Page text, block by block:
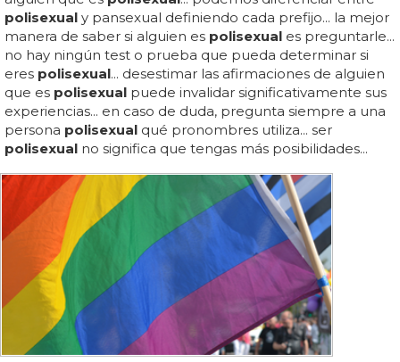
polisexual y pansexual definiendo cada prefijo... la mejor
manera de saber si alguien es polisexual es preguntarle...
no hay ningún test o prueba que pueda determinar si
eres polisexual... desestimar las afirmaciones de alguien
que es polisexual puede invalidar significativamente sus
experiencias... en caso de duda, pregunta siempre a una
persona polisexual qué pronombres utiliza... ser
polisexual no significa que tengas más posibilidades...